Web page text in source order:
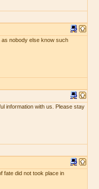
nobody else know such
information with us. Please stay
fate did not took place in